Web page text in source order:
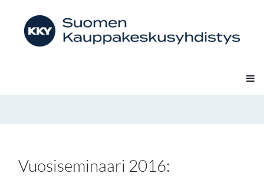
Vuosiseminaari 2016: